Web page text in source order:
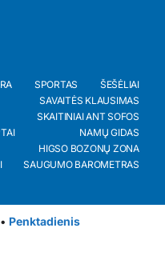
SPORTAS
ŠEŠĖLIAI
SAVAITĖS KLAUSIMAS
SKAITINIAI ANT SOFOS
NAMŲ GIDAS
HIGSO BOZONŲ ZONA
SAUGUMO BAROMETRAS
Penktadienis